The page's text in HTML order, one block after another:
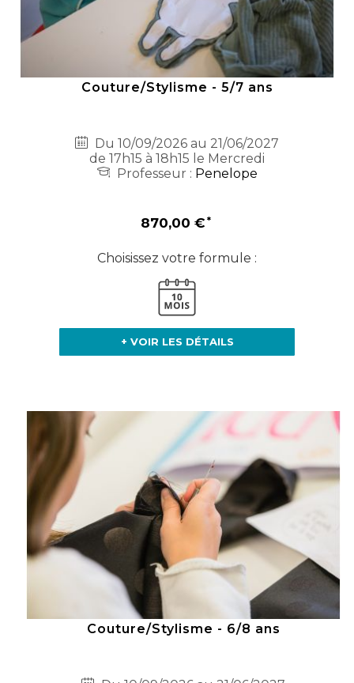
Couture/Stylisme - 5/7 ans
Du 10/09/2026 au 21/06/2027
de 17h15 à 18h15 le Mercredi
Professeur : Penelope
870,00 €
Choisissez votre formule :
+ VOIR LES DÉTAILS
Couture/Stylisme - 6/8 ans